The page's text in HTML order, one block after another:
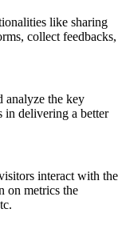
like sharing
collect feedbacks,
analyze the key
in delivering a better
interact with the
on metrics the